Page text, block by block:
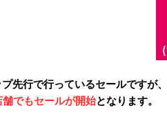
先行で行っているセールですが、
舗でもセールが開始となります。